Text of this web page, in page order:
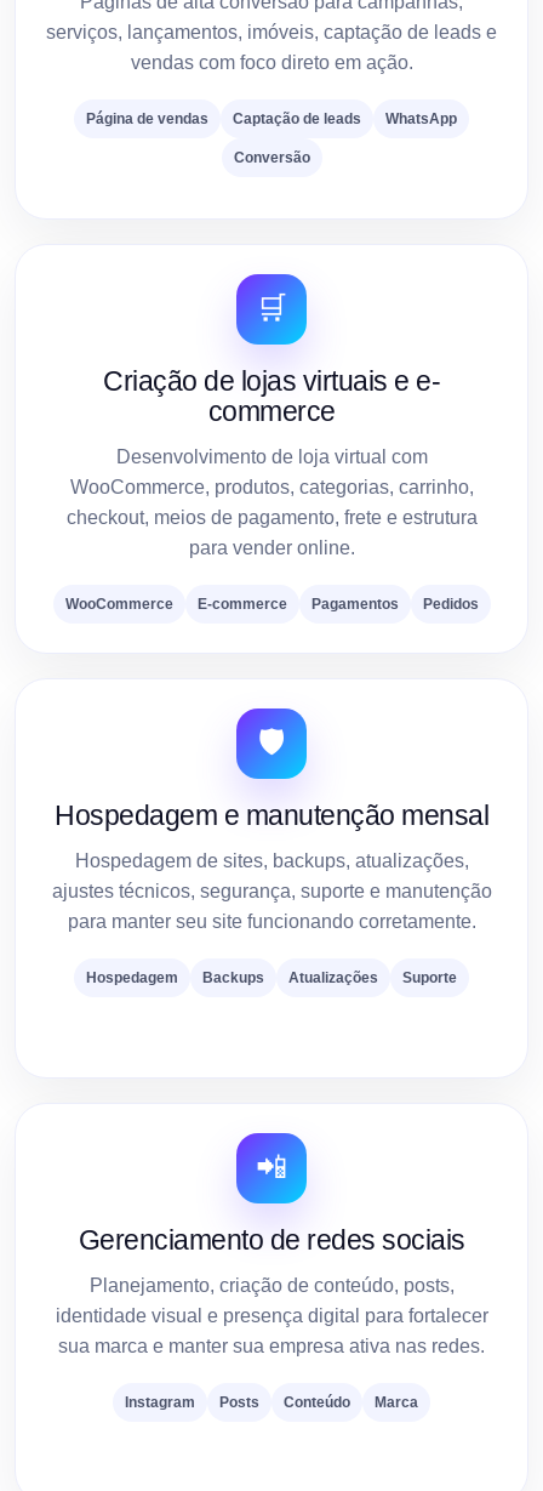
serviços, lançamentos, imóveis, captação de leads e
vendas com foco direto em ação.
Página de vendas Captação de leads WhatsApp
Conversão
🛒
Criação de lojas virtuais e e-
commerce
Desenvolvimento de loja virtual com
WooCommerce, produtos, categorias, carrinho,
checkout, meios de pagamento, frete e estrutura
para vender online.
WooCommerce E-commerce Pagamentos Pedidos
🛡️
Hospedagem e manutenção mensal
Hospedagem de sites, backups, atualizações,
ajustes técnicos, segurança, suporte e manutenção
para manter seu site funcionando corretamente.
Hospedagem Backups Atualizações Suporte
📲
Gerenciamento de redes sociais
Planejamento, criação de conteúdo, posts,
identidade visual e presença digital para fortalecer
sua marca e manter sua empresa ativa nas redes.
Instagram Posts Conteúdo Marca